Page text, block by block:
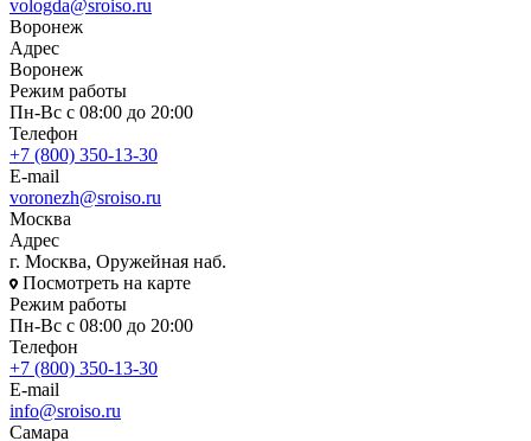
vologda@sroiso.ru
Воронеж
Адрес
Воронеж
Режим работы
Пн-Вс с 08:00 до 20:00
Телефон
+7 (800) 350-13-30
E-mail
voronezh@sroiso.ru
Москва
Адрес
г. Москва, Оружейная наб.
Посмотреть на карте
Режим работы
Пн-Вс с 08:00 до 20:00
Телефон
+7 (800) 350-13-30
E-mail
info@sroiso.ru
Самара